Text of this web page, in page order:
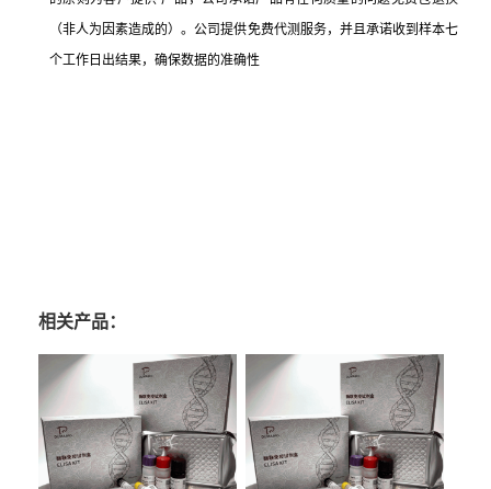
（非人为因素造成的）。公司提供免费代测服务，并且承诺收到样本七
个工作日出结果，确保数据的准确性
相关产品：